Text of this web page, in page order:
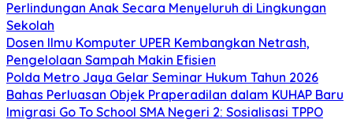
Perlindungan Anak Secara Menyeluruh di Lingkungan
Sekolah
Dosen Ilmu Komputer UPER Kembangkan Netrash,
Pengelolaan Sampah Makin Efisien
Polda Metro Jaya Gelar Seminar Hukum Tahun 2026
Bahas Perluasan Objek Praperadilan dalam KUHAP Baru
Imigrasi Go To School SMA Negeri 2: Sosialisasi TPPO